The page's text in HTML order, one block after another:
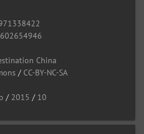
China
/ CC-BY-NC-SA
/ 2015 / 10